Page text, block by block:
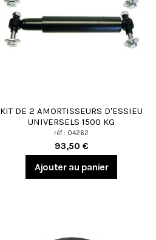
KIT DE 2 AMORTISSEURS D'ESSIEU
UNIVERSELS 1500 KG
réf : 04262
93,50 €
Ajouter au panier